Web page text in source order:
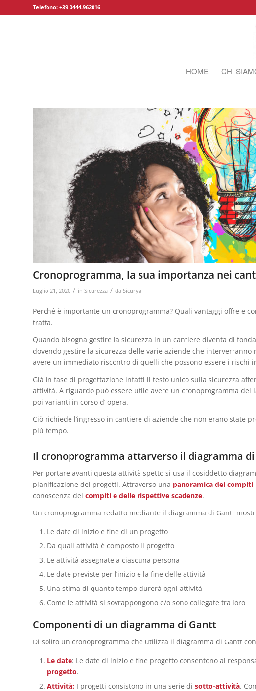
Telefono: +39 0444.962016
HOME CHI
Cronoprogramma, la sua importanza nei
Luglio 21, 2020 / in Sicurezza / da Sicurya
Perché è importante un cronoprogramma? Quali vantaggi offre e
tratta.
Quando bisogna gestire la sicurezza in un cantiere diventa di
dovendo gestire la sicurezza delle varie aziende che
avere un immediato riscontro di quelli che possono essere i rischi
Già in fase di progettazione infatti il testo unico sulla sicurezza
attività. A riguardo può essere utile avere un cronoprogramma dei
poi varianti in corso d’ opera.
Ciò richiede l’ingresso in cantiere di aziende che non erano state
più tempo.
Il cronoprogramma attarverso il diagramma
Per portare avanti questa attività spetto si usa il cosiddetto
pianificazione dei progetti. Attraverso una panoramica dei
conoscenza dei compiti e delle rispettive scadenze.
Un cronoprogramma redatto mediante il diagramma di Gantt
Le date di inizio e fine di un progetto
Da quali attività è composto il progetto
Le attività assegnate a ciascuna persona
Le date previste per l’inizio e la fine delle attività
Una stima di quanto tempo durerà ogni attività
Come le attività si sovrappongono e/o sono collegate tra loro
Componenti di un diagramma di Gantt
Di solito un cronoprogramma che utilizza il diagramma di Gantt
Le date: Le date di inizio e fine progetto consentono ai
progetto.
Attività: I progetti consistono in una serie di sotto-attività.